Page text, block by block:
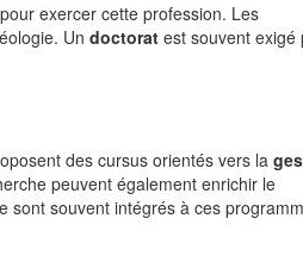
exercer cette profession. Les
Un doctorat est souvent exigé
des cursus orientés vers la
peuvent également enrichir le
sont souvent intégrés à ces